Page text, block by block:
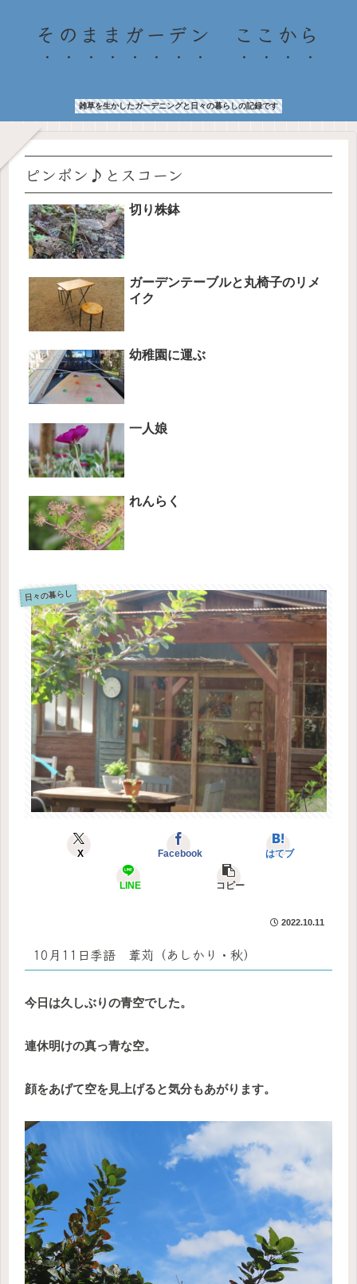
そのままガーデン ここから
雑草を生かしたガーデニングと日々の暮らしの記録です
ピンポン♪とスコーン
切り株鉢
ガーデンテーブルと丸椅子のリメ
イク
幼稚園に運ぶ
一人娘
れんらく
日々の暮らし
X Facebook はてブ
LINE コピー
2022.10.11
10月11日季語 葦苅（あしかり・秋）
今日は久しぶりの青空でした。
連休明けの真っ青な空。
顔をあげて空を見上げると気分もあがります。